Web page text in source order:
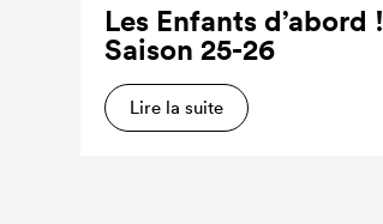
Les Enfants d’abord !
Saison 25-26
Lire la suite